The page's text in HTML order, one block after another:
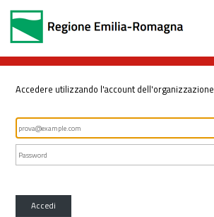
Accedere utilizzando l'account dell'organizzazione
Accedi